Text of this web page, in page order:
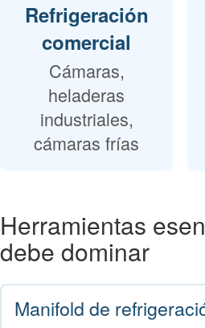
Refrigeración
comercial
Cámaras,
heladeras
industriales,
cámaras frías
Herramientas
debe dominar
Manifold de